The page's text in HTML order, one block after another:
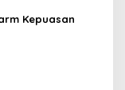
Kepuasan